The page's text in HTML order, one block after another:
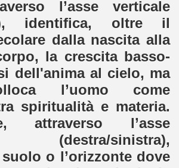
l’asse verticale
identifica, oltre il
dalla nascita alla
la crescita basso-
dell'anima al cielo, ma
l’uomo come
spiritualità e materia.
attraverso l’asse
(destra/sinistra),
o l’orizzonte dove